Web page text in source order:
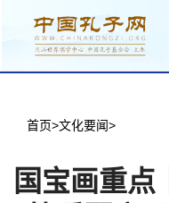
首页>文化要闻>
国宝画重点